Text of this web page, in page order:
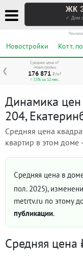
ЖК
✓ Дом
Новостройки Котт.
❮
Средняя цена м²
Новостройки
176 871 ₽/м²
↑ 7,5% за 12 мес.
Динамика
204,
Средняя цена
квартир в этом
Средняя цена в
пол. 2025),
metrtv.ru по этому
публикации.
Средняя